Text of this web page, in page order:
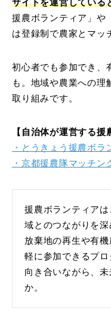
サイトを運営している
援農ボランティア」や
は登録制で農家とマッ
初心者でも参加でき、
も。地域や農業への理
取り組みです。
【自治体が運営する援
・とうきょう援農ボラ
・京都援農隊マッチン
援農ボランティア
域とのつながりを
放棄地の再生や有
軽に参加できるプ
向き合いながら、
か。